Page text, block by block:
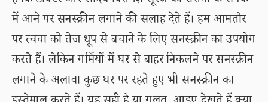
में आने पर सनस्क्रीन लगाने की सलाह देते हैं। हम आमतौर
पर त्वचा को तेज धूप से बचाने के लिए सनस्क्रीन का उपयोग
करते हैं। लेकिन गर्मियों में घर से बाहर निकलने पर सनस्क्रीन
लगाने के अलावा कुछ घर पर रहते हुए भी सनस्क्रीन का